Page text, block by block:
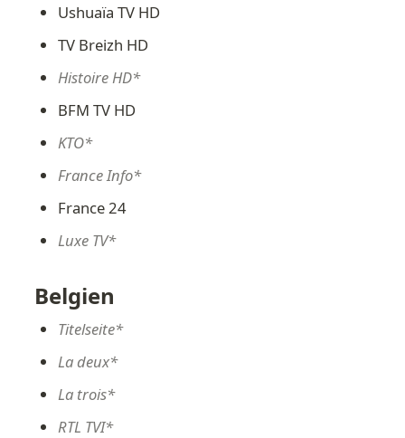
Ushuaïa TV HD
TV Breizh HD
Histoire HD*
BFM TV HD
KTO*
France Info*
France 24
Luxe TV*
Belgien
Titelseite*
La deux*
La trois*
RTL TVI*